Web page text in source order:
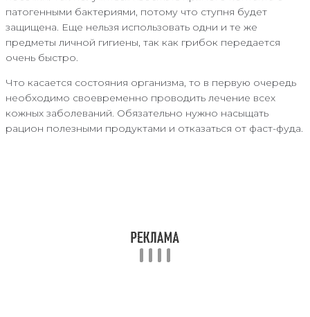
патогенными бактериями, потому что ступня будет
защищена. Еще нельзя использовать одни и те же
предметы личной гигиены, так как грибок передается
очень быстро.
Что касается состояния организма, то в первую очередь
необходимо своевременно проводить лечение всех
кожных заболеваний. Обязательно нужно насыщать
рацион полезными продуктами и отказаться от фаст-фуда.